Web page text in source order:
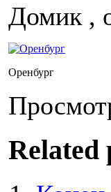
Домик ,
Оренбург
Related